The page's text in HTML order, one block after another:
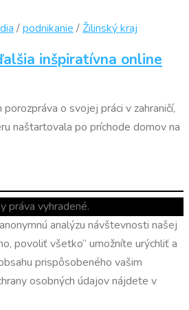
/podnikanie /Žilinský kraj
inšpiratívna online
o svojej práci v zahraničí,
naštartovala po príchode domov na
vyhradené.
analýzu návštevnosti našej
povoliť všetko“ umožníte urýchliť a
prispôsobeného vašim
osobných údajov nájdete v